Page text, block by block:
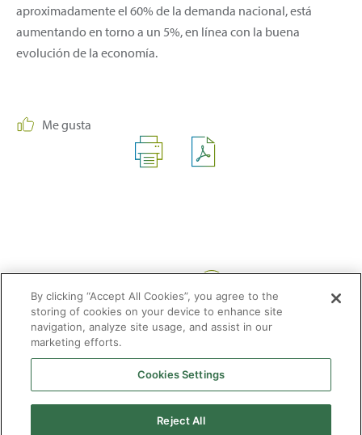
aproximadamente el 60% de la demanda nacional, está
aumentando en torno a un 5%, en línea con la buena
evolución de la economía.
Me gusta
By clicking “Accept All Cookies”, you agree to the
storing of cookies on your device to enhance site
navigation, analyze site usage, and assist in our
marketing efforts.
Cookies Settings
Reject All